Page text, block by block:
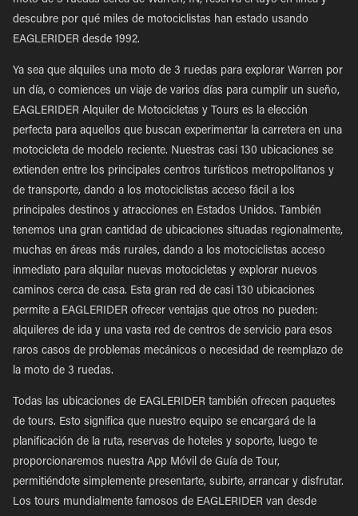
descubre por qué miles de motociclistas han estado usando
EAGLERIDER desde 1992.
Ya sea que alquiles una moto de 3 ruedas para explorar Warren por
un día, o comiences un viaje de varios días para cumplir un sueño,
EAGLERIDER Alquiler de Motocicletas y Tours es la elección
perfecta para aquellos que buscan experimentar la carretera en una
motocicleta de modelo reciente. Nuestras casi 130 ubicaciones se
extienden entre los principales centros turísticos metropolitanos y
de transporte, dando a los motociclistas acceso fácil a los
principales destinos y atracciones en Estados Unidos. También
tenemos una gran cantidad de ubicaciones situadas regionalmente,
muchas en áreas más rurales, dando a los motociclistas acceso
inmediato para alquilar nuevas motocicletas y explorar nuevos
caminos cerca de casa. Esta gran red de casi 130 ubicaciones
permite a EAGLERIDER ofrecer ventajas que otros no pueden:
alquileres de ida y una vasta red de centros de servicio para esos
raros casos de problemas mecánicos o necesidad de reemplazo de
la moto de 3 ruedas.
Todas las ubicaciones de EAGLERIDER también ofrecen paquetes
de tours. Esto significa que nuestro equipo se encargará de la
planificación de la ruta, reservas de hoteles y soporte, luego te
proporcionaremos nuestra App Móvil de Guía de Tour,
permitiéndote simplemente presentarte, subirte, arrancar y disfrutar.
Los tours mundialmente famosos de EAGLERIDER van desde